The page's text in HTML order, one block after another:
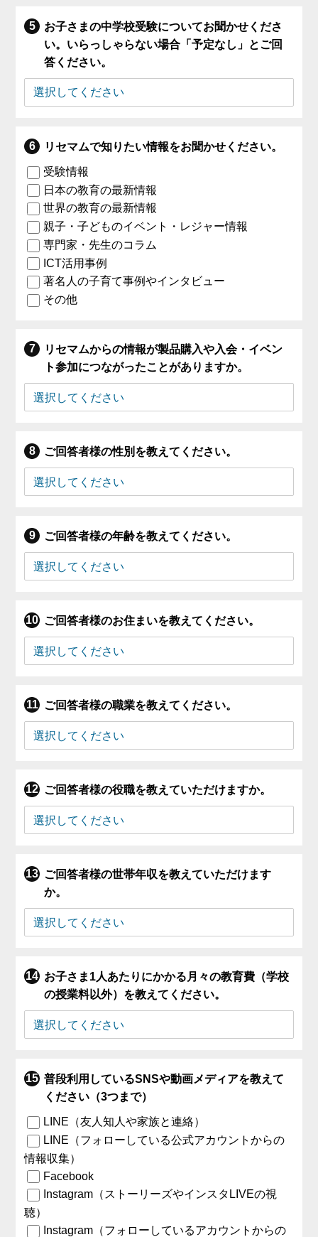
お子さまの中学校受験についてお聞かせくださ
い。いらっしゃらない場合「予定なし」とご回
答ください。
リセマムで知りたい情報をお聞かせください。
受験情報
日本の教育の最新情報
世界の教育の最新情報
親子・子どものイベント・レジャー情報
専門家・先生のコラム
ICT活用事例
著名人の子育て事例やインタビュー
その他
リセマムからの情報が製品購入や入会・イベン
ト参加につながったことがありますか。
ご回答者様の性別を教えてください。
ご回答者様の年齢を教えてください。
ご回答者様のお住まいを教えてください。
ご回答者様の職業を教えてください。
ご回答者様の役職を教えていただけますか。
ご回答者様の世帯年収を教えていただけます
か。
お子さま1人あたりにかかる月々の教育費（学校
の授業料以外）を教えてください。
普段利用しているSNSや動画メディアを教えて
ください（3つまで）
LINE（友人知人や家族と連絡）
LINE（フォローしている公式アカウントからの
情報収集）
Facebook
Instagram（ストーリーズやインスタLIVEの視
聴）
Instagram（フォローしているアカウントからの